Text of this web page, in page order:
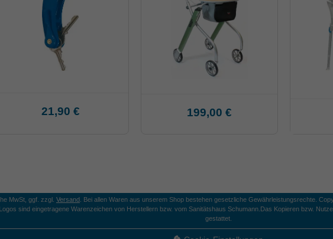
21,90 € 199,00 €
MwSt, ggf. zzgl. Versand . Bei allen Waren aus unserem Shop bestehen gesetzliche Gewährleistungsrechte.
sind eingetragene Warenzeichen von Herstellern bzw. vom Sanitätshaus Schumann. Das Kopieren bzw.
gestattet.